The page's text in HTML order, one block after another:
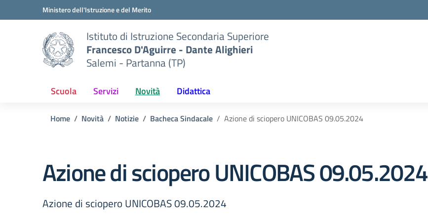
Vai ai contenuti
Vai al menu di navigazioneMinistero dell'Istruzione e del Merito
Istituto di Istruzione Secondaria Superiore
Francesco D'Aguirre - Dante Alighieri
Salemi - Partanna (TP)
Scuola Servizi Novità Didattica
Home Novità Notizie Bacheca Sindacale Azione di sciopero UNICOBAS 09.05.2024
Azione di sciopero UNICOBAS 09.05.2024
Azione di sciopero UNICOBAS 09.05.2024